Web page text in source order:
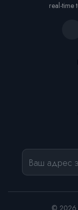
real-time
Ваш адрес
© 2026